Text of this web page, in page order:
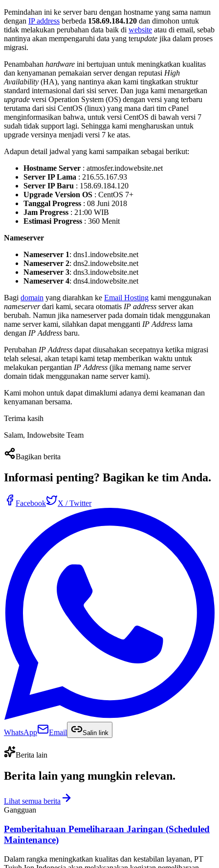
Pemindahan ini ke server baru dengan hostname yang sama namun
dengan IP address berbeda 158.69.184.120 dan dimohon untuk
tidak melakukan perubahan data baik di website atau di email, sebab
nantinya akan mempengaruhi data yang terupdate jika dalam proses
migrasi.
Penambahan hardware ini bertujuan untuk meningkatkan kualitas
dan kenyamanan pemakaian server dengan reputasi High
Availability (HA), yang nantinya akan kami tingkatkan struktur
standard internasional dari sisi server. Dan juga kami menargetkan
upgrade versi Operation System (OS) dengan versi yang terbaru
terutama dari sisi CentOS (linux) yang mana dari tim cPanel
menginformasikan bahwa, untuk versi CentOS di bawah versi 7
sudah tidak support lagi. Sehingga kami mengharuskan untuk
upgrade versinya menjadi versi 7 ke atas.
Adapun detail jadwal yang kami sampaikan sebagai berikut:
Hostname Server : atmosfer.indowebsite.net
Server IP Lama : 216.55.167.93
Server IP Baru : 158.69.184.120
Upgrade Version OS : CentOS 7+
Tanggal Progress : 08 Juni 2018
Jam Progress : 21:00 WIB
Estimasi Progress : 360 Menit
Nameserver
Nameserver 1: dns1.indowebsite.net
Nameserver 2: dns2.indowebsite.net
Nameserver 3: dns3.indowebsite.net
Nameserver 4: dns4.indowebsite.net
Bagi domain yang diarahkan ke Email Hosting kami menggunakan
nameserverdari kami, secara otomatis IP address server akan
berubah. Namun jika nameserver pada domain tidak menggunakan
name server kami, silahkan dapat mengganti IP Address lama
dengan IP Address baru.
Perubahan IP Address dapat diusahakan secepatnya ketika migrasi
telah selesai, akan tetapi kami tetap memberikan waktu untuk
melakukan pergantian IP Address (jika memang name server
domain tidak menggunakan name server kami).
Kami mohon untuk dapat dimaklumi adanya demi keamanan dan
kenyamanan bersama.
Terima kasih
Salam, Indowebsite Team
Bagikan berita
Informasi penting? Bagikan ke tim Anda.
Facebook X / Twitter
WhatsApp Email Salin link
Berita lain
Berita lain yang mungkin relevan.
Lihat semua berita
Gangguan
Pemberitahuan Pemeliharaan Jaringan (Scheduled
Maintenance)
Dalam rangka meningkatkan kualitas dan kestabilan layanan, PT